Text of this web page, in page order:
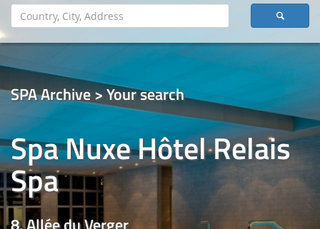
SPA Archive > Your search
Spa Nuxe Hôtel Relais
Spa